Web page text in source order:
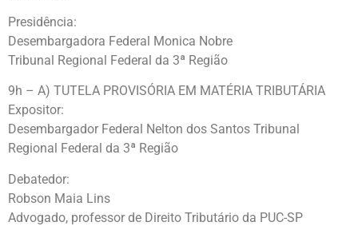
Presidência:
Desembargadora Federal Monica Nobre
Tribunal Regional Federal da 3ª Região
9h – A) TUTELA PROVISÓRIA EM MATÉRIA TRIBUTÁRIA
Expositor:
Desembargador Federal Nelton dos Santos Tribunal
Regional Federal da 3ª Região
Debatedor:
Robson Maia Lins
Advogado, professor de Direito Tributário da PUC-SP